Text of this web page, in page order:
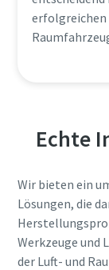
erfolgreichen
Echte
Wir bieten ein
Lösungen, die
Werkzeuge und
der Luft- und